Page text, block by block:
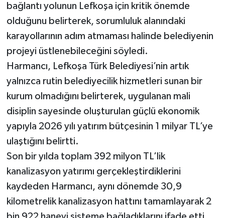
bağlantı yolunun Lefkoşa için kritik önemde
olduğunu belirterek, sorumluluk alanındaki
karayollarının adım atmaması halinde belediyenin
projeyi üstlenebileceğini söyledi.
Harmancı, Lefkoşa Türk Belediyesi’nin artık
yalnızca rutin belediyecilik hizmetleri sunan bir
kurum olmadığını belirterek, uygulanan mali
disiplin sayesinde oluşturulan güçlü ekonomik
yapıyla 2026 yılı yatırım bütçesinin 1 milyar TL’ye
ulaştığını belirtti.
Son bir yılda toplam 392 milyon TL’lik
kanalizasyon yatırımı gerçekleştirdiklerini
kaydeden Harmancı, aynı dönemde 30,9
kilometrelik kanalizasyon hattını tamamlayarak 2